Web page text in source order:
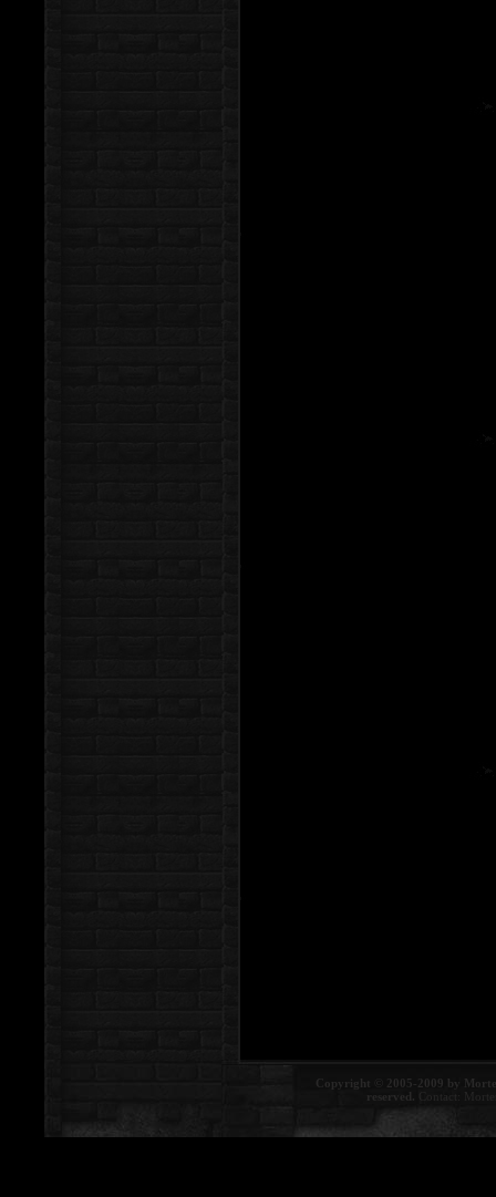
Copyright © 2005-2009 by
reserved. Contact: